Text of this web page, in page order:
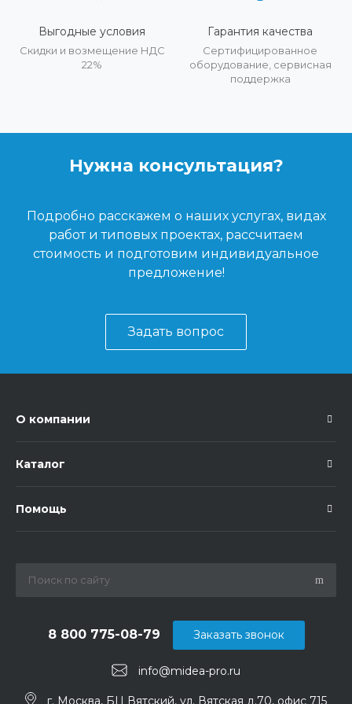
Выгодные условия
Скидки и возмещение НДС
22%
Гарантия качества
Сертифицированное
оборудование, сервисная
поддержка
Нужна консультация?
Подробно расскажем о наших услугах, видах
работ и типовых проектах, рассчитаем
стоимость и подготовим индивидуальное
предложение!
Задать вопрос
О компании
Каталог
Помощь
info@midea-pro.ru
8 800 775-08-79
г. Москва, БЦ Вятский, ул. Вятская д.70, офис 715
Заказать звонок